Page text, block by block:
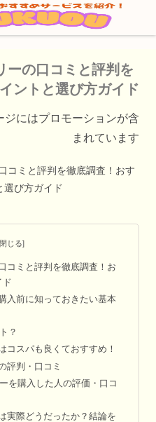
ーの口コミと評判を
ントと選び方ガイド
にはプロモーションが含
まれています
コミと評判を徹底調査！お
ド
入前に知っておきたい基本
？
コスパも良くておすすめ！
評判・口コミ
を購入した人の評価・口コ
実際どうだったか？結論を